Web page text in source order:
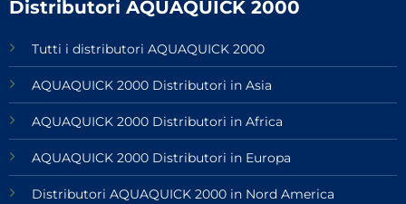
Distributori AQUAQUICK 2000
Tutti i distributori AQUAQUICK 2000
AQUAQUICK 2000 Distributori in Asia
AQUAQUICK 2000 Distributori in Africa
AQUAQUICK 2000 Distributori in Europa
Distributori AQUAQUICK 2000 in Nord America